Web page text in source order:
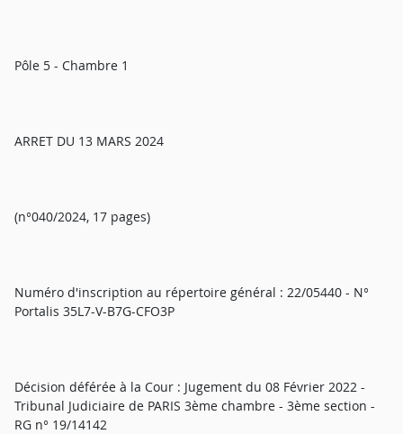
Pôle 5 - Chambre 1
ARRET DU 13 MARS 2024
(n°040/2024, 17 pages)
Numéro d'inscription au répertoire général : 22/05440 - N°
Portalis 35L7-V-B7G-CFO3P
Décision déférée à la Cour : Jugement du 08 Février 2022 -
Tribunal Judiciaire de PARIS 3ème chambre - 3ème section -
RG n° 19/14142